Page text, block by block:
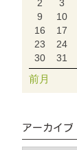
2
3
9
10
16
17
23
24
30
31
前月
アーカイブ